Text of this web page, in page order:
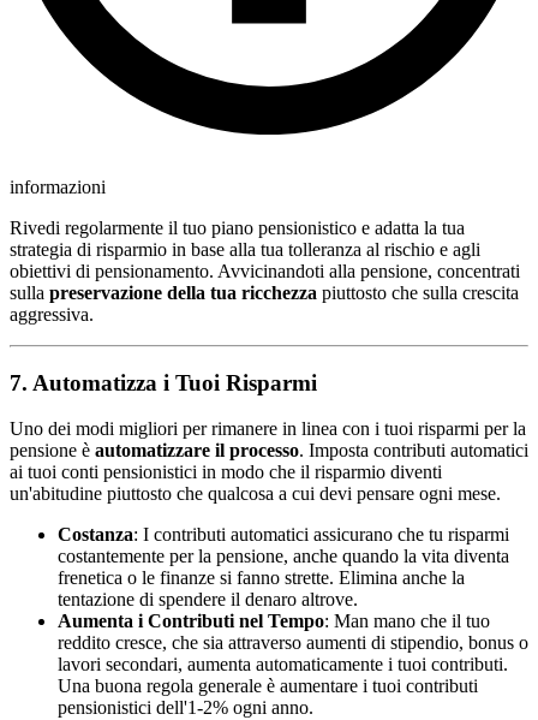
informazioni
Rivedi regolarmente il tuo piano pensionistico e adatta la tua
strategia di risparmio in base alla tua tolleranza al rischio e agli
obiettivi di pensionamento. Avvicinandoti alla pensione, concentrati
sulla preservazione della tua ricchezza piuttosto che sulla crescita
aggressiva.
7. Automatizza i Tuoi Risparmi
Uno dei modi migliori per rimanere in linea con i tuoi risparmi per la
pensione è automatizzare il processo. Imposta contributi automatici
ai tuoi conti pensionistici in modo che il risparmio diventi
un'abitudine piuttosto che qualcosa a cui devi pensare ogni mese.
Costanza: I contributi automatici assicurano che tu risparmi
costantemente per la pensione, anche quando la vita diventa
frenetica o le finanze si fanno strette. Elimina anche la
tentazione di spendere il denaro altrove.
Aumenta i Contributi nel Tempo: Man mano che il tuo
reddito cresce, che sia attraverso aumenti di stipendio, bonus o
lavori secondari, aumenta automaticamente i tuoi contributi.
Una buona regola generale è aumentare i tuoi contributi
pensionistici dell'1-2% ogni anno.